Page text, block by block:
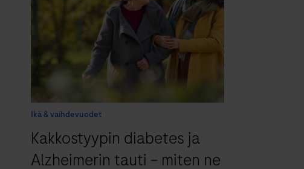
Ikä & vaihdevuodet
Kakkostyypin diabetes ja
Alzheimerin tauti – miten ne